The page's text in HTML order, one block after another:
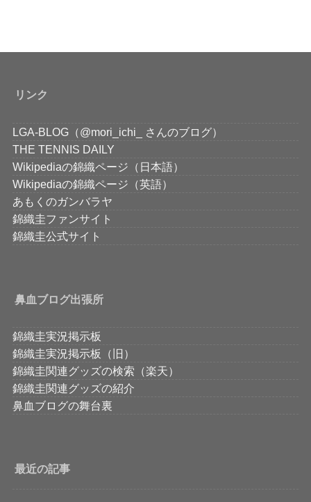
リンク
LGA-BLOG（@mori_ichi_ さんのブログ）
THE TENNIS DAILY
Wikipediaの錦織ページ（日本語）
Wikipediaの錦織ページ（英語）
あもくのガンバラヤ
錦織圭ファンサイト
錦織圭公式サイト
鼻血ブログ出張所
錦織圭実況掲示板
錦織圭実況掲示板（旧）
錦織圭関連グッズの検索（楽天）
錦織圭関連グッズの紹介
鼻血ブログの舞台裏
最近の記事